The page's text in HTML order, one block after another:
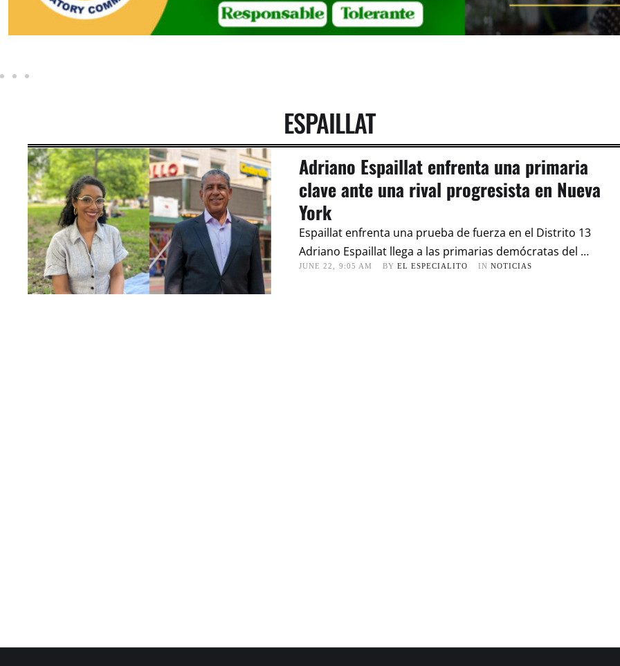
ESPAILLAT
Adriano Espaillat enfrenta una primaria
clave ante una rival progresista en Nueva
York
Espaillat enfrenta una prueba de fuerza en el Distrito 13
Adriano Espaillat llega a las primarias demócratas del …
JUNE 22 9:05 AM BY EL ESPECIALITO IN NOTICIAS